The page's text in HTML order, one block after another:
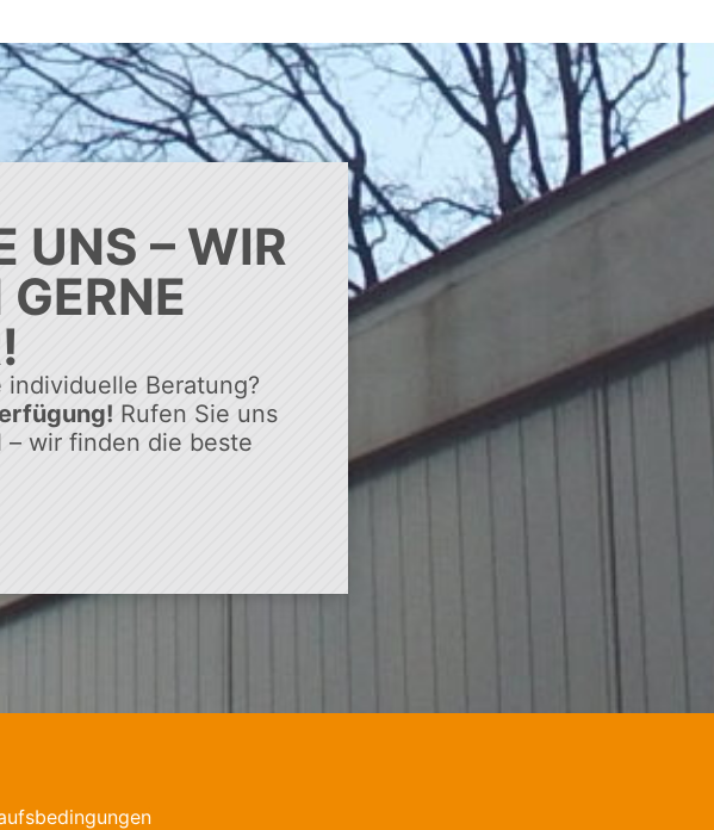
UNS – WIR
Beratung?
Rufen Sie uns
– wir finden die beste